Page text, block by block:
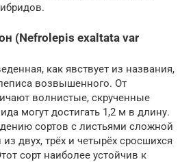
(Nefrolepis exaltata var
как явствует из названия,
возвышенного. От
волнистые, скрученные
могут достигать 1,2 м в длину.
сортов с листьями сложной
двух, трёх и четырёх сросшихся
сорт наиболее устойчив к